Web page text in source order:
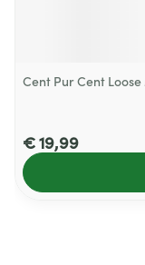
Cent Pur Cent
€ 19,99